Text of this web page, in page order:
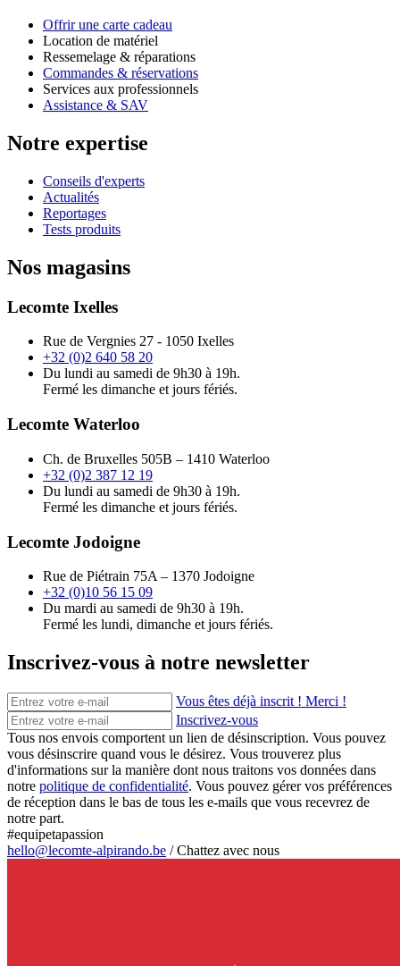
Offrir une carte cadeau
Location de matériel
Ressemelage & réparations
Commandes & réservations
Services aux professionnels
Assistance & SAV
Notre expertise
Conseils d'experts
Actualités
Reportages
Tests produits
Nos magasins
Lecomte Ixelles
Rue de Vergnies 27 - 1050 Ixelles
+32 (0)2 640 58 20
Du lundi au samedi de 9h30 à 19h.
Fermé les dimanche et jours fériés.
Lecomte Waterloo
Ch. de Bruxelles 505B – 1410 Waterloo
+32 (0)2 387 12 19
Du lundi au samedi de 9h30 à 19h.
Fermé les dimanche et jours fériés.
Lecomte Jodoigne
Rue de Piétrain 75A – 1370 Jodoigne
+32 (0)10 56 15 09
Du mardi au samedi de 9h30 à 19h.
Fermé les lundi, dimanche et jours fériés.
Inscrivez-vous à notre newsletter
Vous êtes déjà inscrit ! Merci !
Inscrivez-vous
Tous nos envois comportent un lien de désinscription. Vous pouvez
vous désinscrire quand vous le désirez. Vous trouverez plus
d'informations sur la manière dont nous traitons vos données dans
notre politique de confidentialité. Vous pouvez gérer vos préférences
de réception dans le bas de tous les e-mails que vous recevrez de
notre part.
#equipetapassion
hello@lecomte-alpirando.be /Chattez avec nous